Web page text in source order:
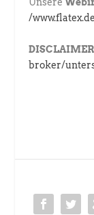
Unsere
/
broker/